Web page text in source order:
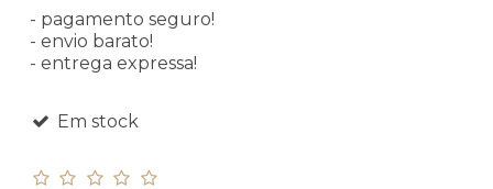
- pagamento seguro!
- envio barato!
- entrega expressa!
Em stock